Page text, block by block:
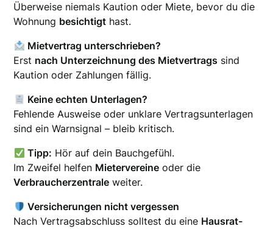
Überweise niemals Kaution oder Miete, bevor du die
Wohnung besichtigt hast.
Mietvertrag unterschrieben?
Erst nach Unterzeichnung des Mietvertrags sind
Kaution oder Zahlungen fällig.
Keine echten Unterlagen?
Fehlende Ausweise oder unklare Vertragsunterlagen
sind ein Warnsignal – bleib kritisch.
Tipp: Hör auf dein Bauchgefühl.
Im Zweifel helfen Mietervereine oder die
Verbraucherzentrale weiter.
Versicherungen nicht vergessen
Nach Vertragsabschluss solltest du eine Hausrat-